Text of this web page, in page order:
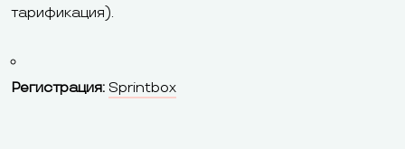
тарификация).
Регистрация: Sprintbox